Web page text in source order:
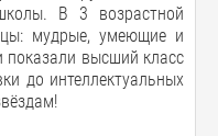
В 3 возрастной
мудрые, умеющие и
высший класс
до интеллектуальных